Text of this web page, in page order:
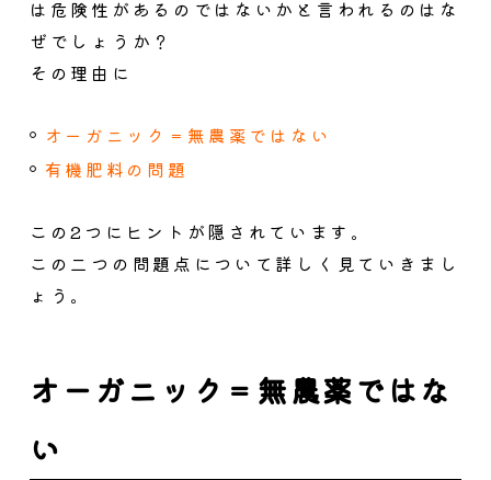
は危険性があるのではないかと言われるのはな
ぜでしょうか？
その理由に
オーガニック＝無農薬ではない
有機肥料の問題
この2つにヒントが隠されています。
この二つの問題点について詳しく見ていきまし
ょう。
オーガニック＝無農薬ではな
い